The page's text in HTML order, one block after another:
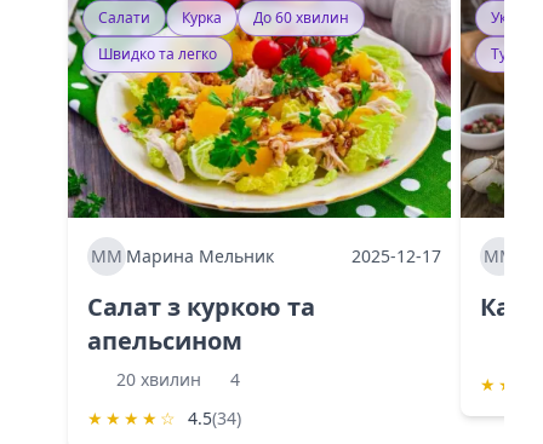
Салати Курка
До 60 хвилин
Швидко та легко
ММ Марина Мельник 2025-12-17
Салат з куркою та
апельсином
20 хвилин
4
★ ★ ★ ★ ☆ 4.5(34)
ММ
★ ★